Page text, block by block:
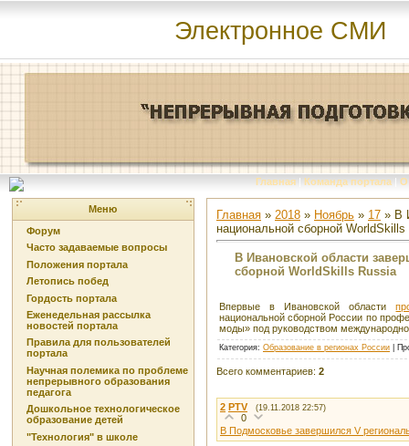
Электронное СМИ
Главная | Команда портала | О
Меню
Форум
Часто задаваемые вопросы
Положения портала
Летопись побед
Гордость портала
Еженедельная рассылка
новостей портала
Правила для пользователей
портала
Научная полемика по проблеме
непрерывного образования
педагога
Дошкольное технологическое
образование детей
"Технология" в школе
Главная » 2018 » Ноябрь » 17 » В
национальной сборной WorldSkills
В Ивановской области
сборной WorldSkills Russia
Впервые в Ивановской области
национальной сборной России по
моды» под руководством
Категория: Образование в регионах России
Всего комментариев: 2
2 PTV (19.11.2018 22:57)
0
В Подмосковье завершился V